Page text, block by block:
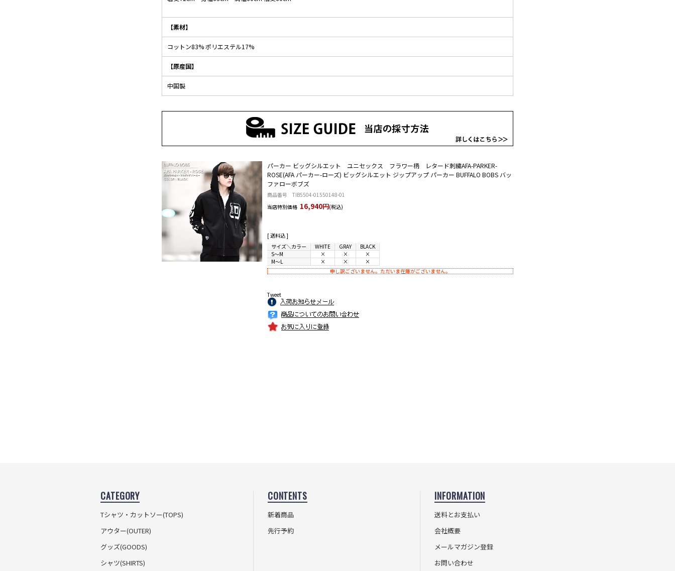
【素材】
コットン83% ポリエステル17%
【原産国】
中国製
パーカー ビッグシルエット ユニセックス フラワー柄 レタード刺繍AFA-PARKER-
ROSE(AFA パーカー-ローズ) ビッグシルエット ジップアップ パーカー BUFFALO BOBS バッ
ファローボブズ
商品番号 TIB5504-01550148-01
当店特別価格 16,940円(税込)
[ 送料込 ]
サイズ＼カラー
WHITE GRAY
BLACK
S～M
× ×
×
M～L
× ×
×
申し訳ございません。ただいま在庫がございません。
Tweet
CATEGORY
Tシャツ・カットソー(TOPS)
アウター(OUTER)
グッズ(GOODS)
シャツ(SHIRTS)
CONTENTS
新着商品
先行予約
INFORMATION
送料とお支払い
会社概要
メールマガジン登録
お問い合わせ